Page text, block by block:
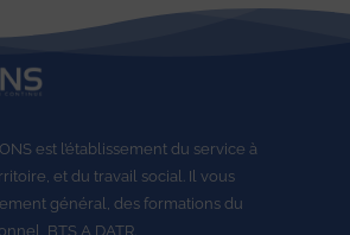
est l’établissement du service à
et du travail social. Il vous
général, des formations du
BTS A DATR.